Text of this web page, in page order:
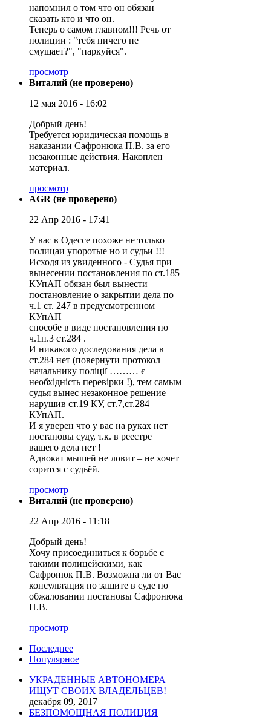
напомнил о том что он обязан
сказать кто и что он.
Теперь о самом главном!!! Речь от
полиции : "тебя ничего не
смущает?", "паркуйся".
просмотр
Виталий (не проверено)
12 мая 2016 - 16:02
Добрый день!
Требуется юридическая помощь в
наказании Сафронюка П.В. за его
незаконные действия. Накоплен
материал.
просмотр
AGR (не проверено)
22 Апр 2016 - 17:41
У вас в Одессе похоже не только
полицаи упоротые но и судьи !!!
Исходя из увиденного - Судья при
вынесении постановления по ст.185
КУпАП обязан был вынести
постановление о закрытии дела по
ч.1 ст. 247 в предусмотренном
КУпАП
способе в виде постановления по
ч.1п.3 ст.284 .
И никакого доследования дела в
ст.284 нет (повернути протокол
начальнику поліції ……… є
необхідність перевірки !), тем самым
судья вынес незаконное решение
нарушив ст.19 КУ, ст.7,ст.284
КУпАП.
И я уверен что у вас на руках нет
постановы суду, т.к. в реестре
вашего дела нет !
Адвокат мышей не ловит – не хочет
сорится с судьёй.
просмотр
Виталий (не проверено)
22 Апр 2016 - 11:18
Добрый день!
Хочу присоединиться к борьбе с
такими полицейскими, как
Сафронюк П.В. Возможна ли от Вас
консультация по защите в суде по
обжаловании постановы Сафронюка
П.В.
просмотр
Последнее
Популярное
УКРАДЕННЫЕ АВТОНОМЕРА
ИЩУТ СВОИХ ВЛАДЕЛЬЦЕВ!
декабря 09, 2017
БЕЗПОМОЩНАЯ ПОЛИЦИЯ